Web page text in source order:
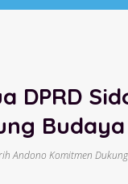
DPRD
Andono Komitmen